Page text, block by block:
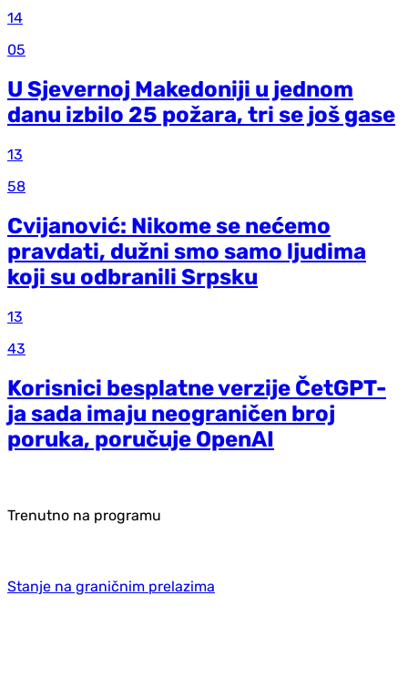
14
05
U Sjevernoj Makedoniji u jednom
danu izbilo 25 požara, tri se još gase
13
58
Cvijanović: Nikome se nećemo
pravdati, dužni smo samo ljudima
koji su odbranili Srpsku
13
43
Korisnici besplatne verzije ČetGPT-
ja sada imaju neograničen broj
poruka, poručuje OpenAI
Trenutno na programu
Stanje na graničnim prelazima